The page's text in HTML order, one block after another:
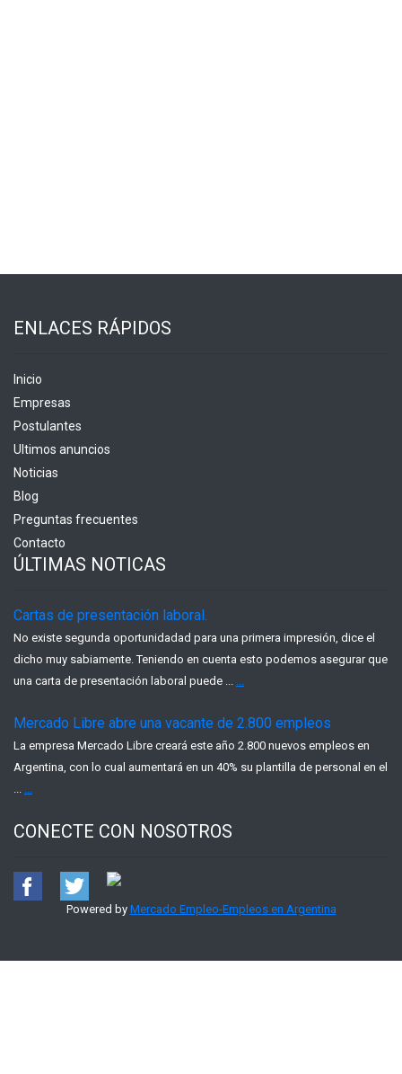
ENLACES RÁPIDOS
Inicio
Empresas
Postulantes
Ultimos anuncios
Noticias
Blog
Preguntas frecuentes
Contacto
ÚLTIMAS NOTICAS
Cartas de presentación laboral.
No existe segunda oportunidadad para una primera impresión, dice el
dicho muy sabiamente. Teniendo en cuenta esto podemos asegurar que
una carta de presentación laboral puede ... ...
Mercado Libre abre una vacante de 2.800 empleos
La empresa Mercado Libre creará este año 2.800 nuevos empleos en
Argentina, con lo cual aumentará en un 40% su plantilla de personal en el
... ...
CONECTE CON NOSOTROS
Powered by Mercado Empleo-Empleos en Argentina